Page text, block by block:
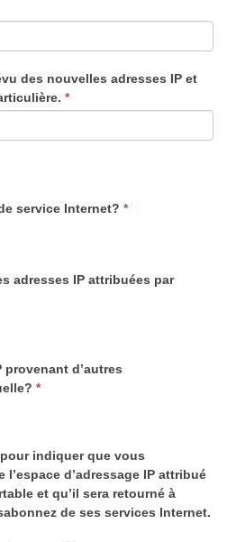
des nouvelles adresses IP et
*
service Internet? *
adresses IP attribuées par
d’autres
*
indiquer que vous
d’adressage IP attribué
et qu’il sera retourné à
de ses services Internet.